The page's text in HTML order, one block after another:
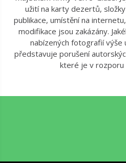
užití na karty dezertů,
publikace, umístění na
modifikace jsou zakázány.
nabízených fotografií výše
představuje porušení
které je v rozporu